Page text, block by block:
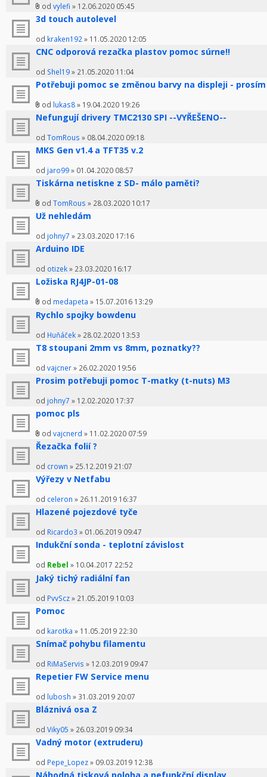
od vylefi » 12.06.2020 05:45
3d touch autolevel
od kraken192» 11.05.2020 12:05
CNC odporová rezačka plastov pomoc súrne!!
od Shel19» 21.05.2020 11:04
Potřebuji pomoc se změnou barvy na displeji - prosím
od lukas8» 19.04.2020 19:26
Nefungují drivery TMC2130 SPI --VYŘEŠENO--
od TomRous » 08.04.2020 09:18
MKS Gen v1.4 a TFT35 v.2
od jaro99» 01.04.2020 08:57
Tiskárna netiskne z SD- málo paměti?
od TomRous » 28.03.2020 10:17
Už nehledám
od johny7 » 23.03.2020 17:16
Arduino IDE
od otizek» 23.03.2020 16:17
Ložiska RJ4JP-01-08
od medapeta » 15.07.2016 13:29
Rychlo spojky bowdenu
od Huňáček» 28.02.2020 13:53
T8 stoupani 2mm vs 8mm, poznatky??
od vajcner» 26.02.2020 19:56
Prosim potřebuji pomoc T-matky (t-nuts) M3
od johny7 » 12.02.2020 17:37
pomoc pls
od vajcnerd » 11.02.2020 07:59
Řezačka folií ?
od crown » 25.12.2019 21:07
Výřezy v Netfabu
od celeron » 26.11.2019 16:37
Hlazené pojezdové tyče
od Ricardo3 » 01.06.2019 09:47
Indukční sonda - teplotní závislost
od Rebel » 10.04.2017 22:52
Jaký tichý radiální fan
od PvvScz» 21.05.2019 10:03
Pomoc
od karotka » 11.05.2019 22:30
Snímač pohybu filamentu
od RiMaServis » 12.03.2019 09:47
Repetier FW Service menu
od lubosh » 31.03.2019 20:07
Bláznivá osa Z
od Viky05 » 26.03.2019 09:34
Vadný motor (extruderu)
od Pepe_Lopez» 09.03.2019 12:38